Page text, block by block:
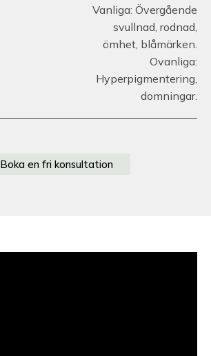
Vanliga: Övergående
svullnad, rodnad,
ömhet, blåmärken.
Ovanliga:
Hyperpigmentering,
domningar.
Boka en fri konsultation